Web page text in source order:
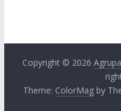
Copyright © 2026
Theme: ColorMagby